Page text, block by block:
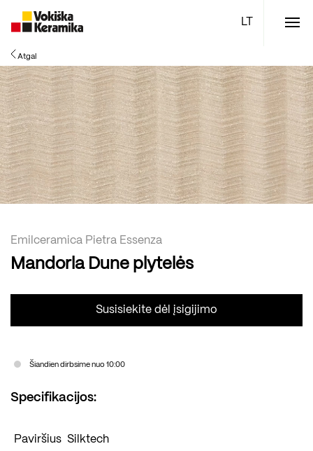
Atgal
Emilceramica Pietra Essenza
Mandorla Dune plytelės
Susisiekite dėl įsigijimo
Šiandien dirbsime nuo 10:00
Specifikacijos:
Paviršius Silktech
Meniu
Plytelės
Vonios kambario įranga
Boen parketlentės
Specialūs pasiūlymai TOP